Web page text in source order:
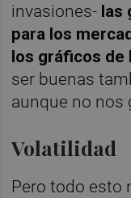
invasiones- las
para los
los gráficos de
ser buenas
aunque no nos
Volatilidad
Pero todo esto